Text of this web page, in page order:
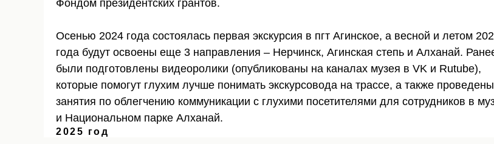
Фондом президентских грантов.
Осенью 2024 года состоялась первая экскурсия в пгт Агинское, а весной и летом
года будут освоены еще 3 направления – Нерчинск, Агинская степь и Алханай.
были подготовлены видеоролики (опубликованы на каналах музея в VK и Rutube),
которые помогут глухим лучше понимать экскурсовода на трассе, а также проведены
занятия по облегчению коммуникации с глухими посетителями для сотрудников в
и Национальном парке Алханай.
2025 год